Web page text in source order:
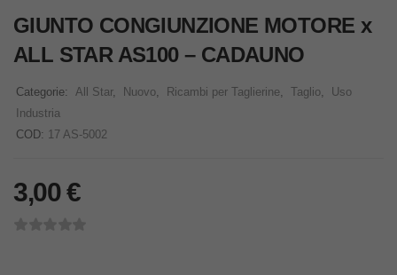
GIUNTO CONGIUNZIONE MOTORE x
ALL STAR AS100 – CADAUNO
Categorie: All Star, Nuovo Ricambi per Taglierine Taglio
Uso
Industria
COD: 17 AS-5002
3,00€